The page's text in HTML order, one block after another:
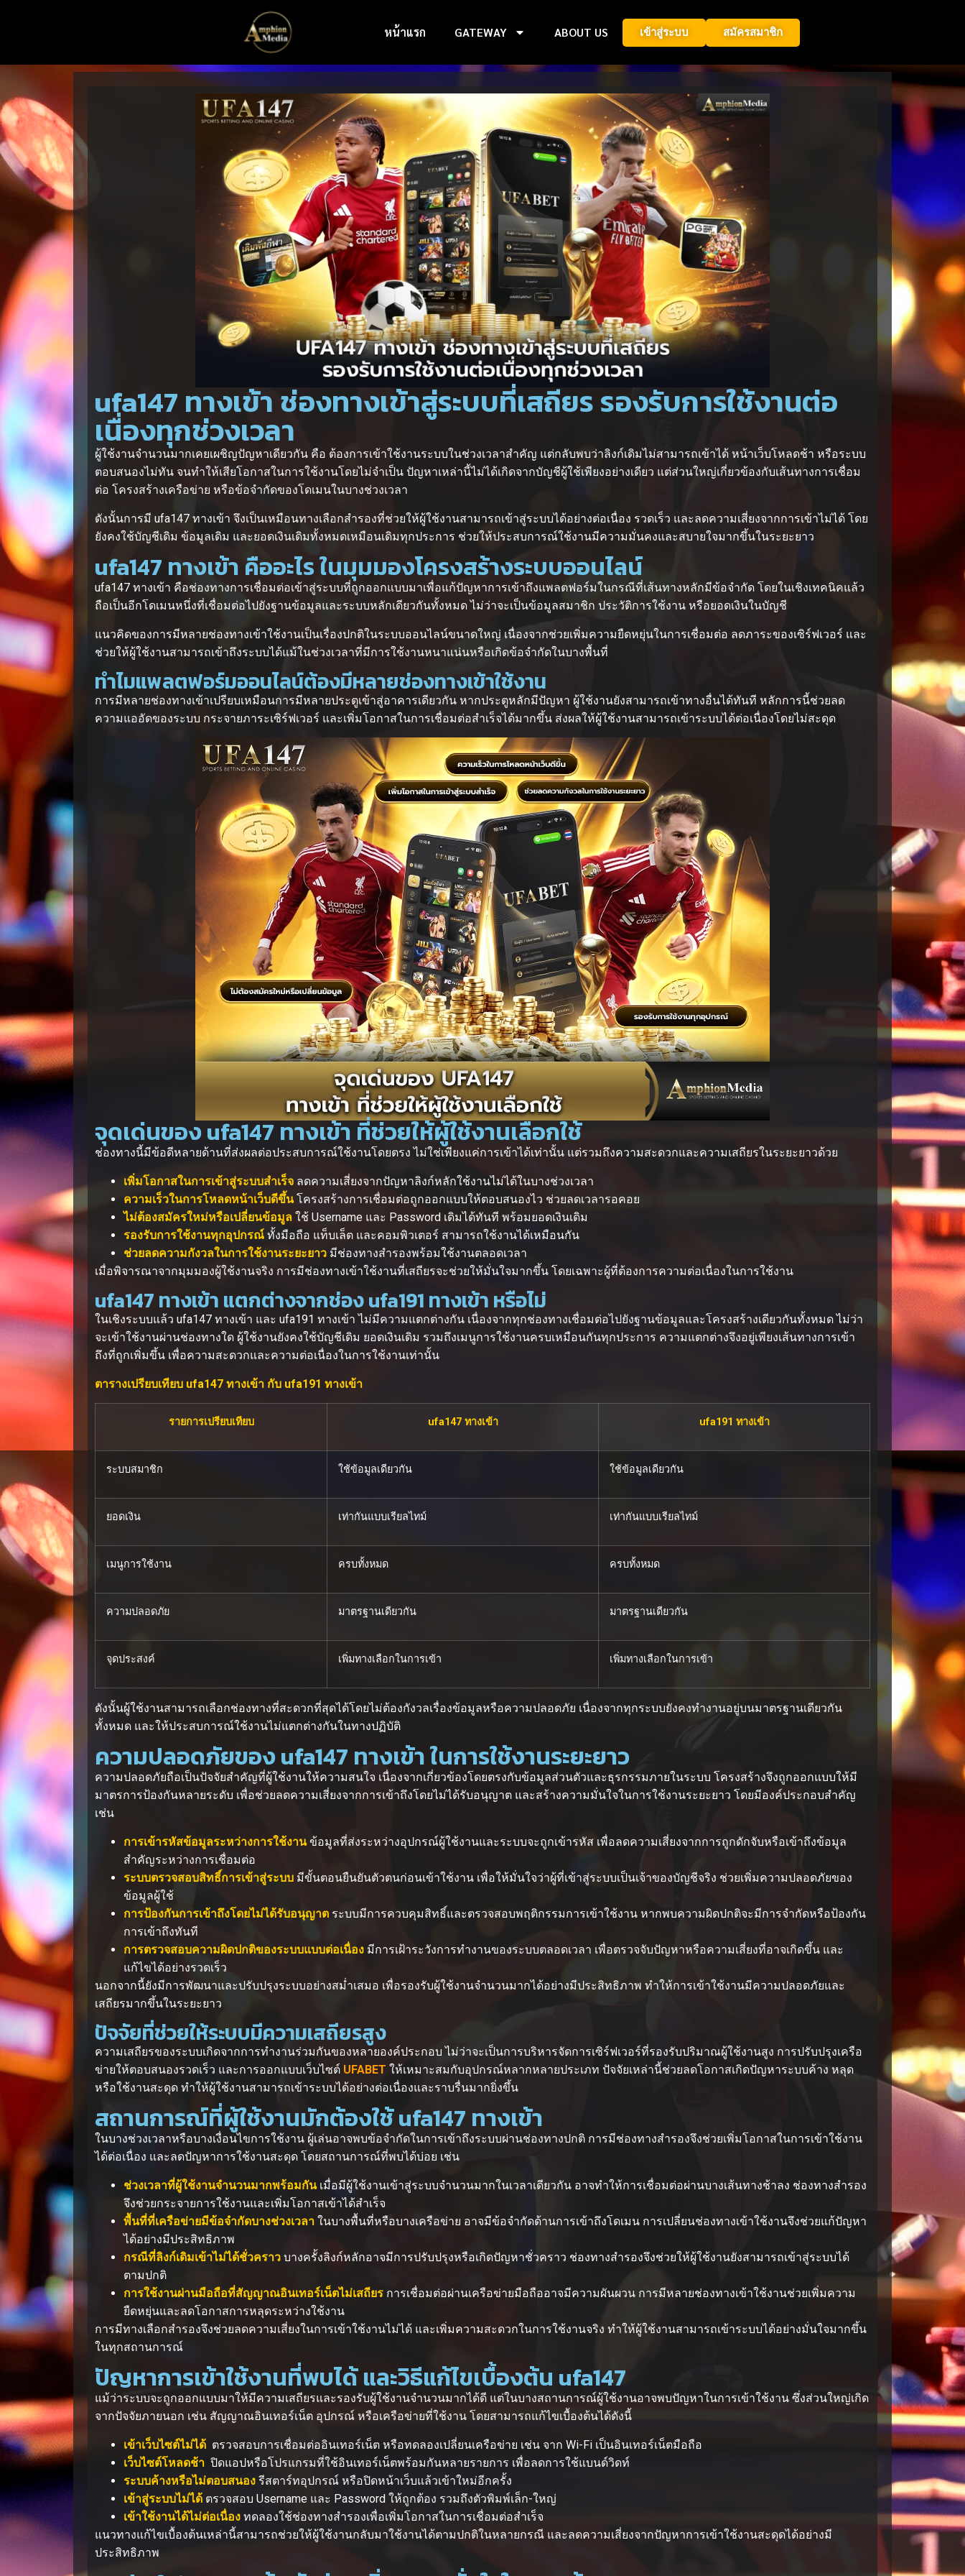
หน้าแรก GATEWAY ABOUT US เข้าสู่ระบบ สมัครสมาชิก
ufa147 ทางเข้า ช่องทางเข้าสู่ระบบที่เสถียร รองรับการใช้งานต่อ
เนื่องทุกช่วงเวลา
ผู้ใช้งานจำนวนมากเคยเผชิญปัญหาเดียวกัน คือ ต้องการเข้าใช้งานระบบในช่วงเวลาสำคัญ แต่กลับพบว่าลิงก์เดิมไม่สามารถเข้าได้ หน้าเว็บโหลดช้า หรือระบบ
ตอบสนองไม่ทัน จนทำให้เสียโอกาสในการใช้งานโดยไม่จำเป็น ปัญหาเหล่านี้ไม่ได้เกิดจากบัญชีผู้ใช้เพียงอย่างเดียว แต่ส่วนใหญ่เกี่ยวข้องกับเส้นทางการเชื่อม
ต่อ โครงสร้างเครือข่าย หรือข้อจำกัดของโดเมนในบางช่วงเวลา
ดังนั้นการมี ufa147 ทางเข้า จึงเป็นเหมือนทางเลือกสำรองที่ช่วยให้ผู้ใช้งานสามารถเข้าสู่ระบบได้อย่างต่อเนื่อง รวดเร็ว และลดความเสี่ยงจากการเข้าไม่ได้ โดย
ยังคงใช้บัญชีเดิม ข้อมูลเดิม และยอดเงินเดิมทั้งหมดเหมือนเดิมทุกประการ ช่วยให้ประสบการณ์ใช้งานมีความมั่นคงและสบายใจมากขึ้นในระยะยาว
ufa147 ทางเข้า คืออะไร ในมุมมองโครงสร้างระบบออนไลน์
ufa147 ทางเข้า คือช่องทางการเชื่อมต่อเข้าสู่ระบบที่ถูกออกแบบมาเพื่อแก้ปัญหาการเข้าถึงแพลตฟอร์มในกรณีที่เส้นทางหลักมีข้อจำกัด โดยในเชิงเทคนิคแล้ว
ถือเป็นอีกโดเมนหนึ่งที่เชื่อมต่อไปยังฐานข้อมูลและระบบหลักเดียวกันทั้งหมด ไม่ว่าจะเป็นข้อมูลสมาชิก ประวัติการใช้งาน หรือยอดเงินในบัญชี
แนวคิดของการมีหลายช่องทางเข้าใช้งานเป็นเรื่องปกติในระบบออนไลน์ขนาดใหญ่ เนื่องจากช่วยเพิ่มความยืดหยุ่นในการเชื่อมต่อ ลดภาระของเซิร์ฟเวอร์ และ
ช่วยให้ผู้ใช้งานสามารถเข้าถึงระบบได้แม้ในช่วงเวลาที่มีการใช้งานหนาแน่นหรือเกิดข้อจำกัดในบางพื้นที่
ทำไมแพลตฟอร์มออนไลน์ต้องมีหลายช่องทางเข้าใช้งาน
การมีหลายช่องทางเข้าเปรียบเหมือนการมีหลายประตูเข้าสู่อาคารเดียวกัน หากประตูหลักมีปัญหา ผู้ใช้งานยังสามารถเข้าทางอื่นได้ทันที หลักการนี้ช่วยลด
ความแออัดของระบบ กระจายภาระเซิร์ฟเวอร์ และเพิ่มโอกาสในการเชื่อมต่อสำเร็จได้มากขึ้น ส่งผลให้ผู้ใช้งานสามารถเข้าระบบได้ต่อเนื่องโดยไม่สะดุด
จุดเด่นของ ufa147 ทางเข้า ที่ช่วยให้ผู้ใช้งานเลือกใช้
ช่องทางนี้มีข้อดีหลายด้านที่ส่งผลต่อประสบการณ์ใช้งานโดยตรง ไม่ใช่เพียงแค่การเข้าได้เท่านั้น แต่รวมถึงความสะดวกและความเสถียรในระยะยาวด้วย
เพิ่มโอกาสในการเข้าสู่ระบบสำเร็จ ลดความเสี่ยงจากปัญหาลิงก์หลักใช้งานไม่ได้ในบางช่วงเวลา
ความเร็วในการโหลดหน้าเว็บดีขึ้นโครงสร้างการเชื่อมต่อถูกออกแบบให้ตอบสนองไว ช่วยลดเวลารอคอย
ไม่ต้องสมัครใหม่หรือเปลี่ยนข้อมูล ใช้ Username และ Password เดิมได้ทันที พร้อมยอดเงินเดิม
รองรับการใช้งานทุกอุปกรณ์ ทั้งมือถือ แท็บเล็ต และคอมพิวเตอร์ สามารถใช้งานได้เหมือนกัน
ช่วยลดความกังวลในการใช้งานระยะยาว มีช่องทางสำรองพร้อมใช้งานตลอดเวลา
เมื่อพิจารณาจากมุมมองผู้ใช้งานจริง การมีช่องทางเข้าใช้งานที่เสถียรจะช่วยให้มั่นใจมากขึ้น โดยเฉพาะผู้ที่ต้องการความต่อเนื่องในการใช้งาน
ufa147 ทางเข้า แตกต่างจากช่อง ufa191 ทางเข้า หรือไม่
ในเชิงระบบแล้ว ufa147 ทางเข้า และ ufa191 ทางเข้า ไม่มีความแตกต่างกัน เนื่องจากทุกช่องทางเชื่อมต่อไปยังฐานข้อมูลและโครงสร้างเดียวกันทั้งหมด ไม่ว่า
จะเข้าใช้งานผ่านช่องทางใด ผู้ใช้งานยังคงใช้บัญชีเดิม ยอดเงินเดิม รวมถึงเมนูการใช้งานครบเหมือนกันทุกประการ ความแตกต่างจึงอยู่เพียงเส้นทางการเข้า
ถึงที่ถูกเพิ่มขึ้น เพื่อความสะดวกและความต่อเนื่องในการใช้งานเท่านั้น
ตารางเปรียบเทียบ ufa147 ทางเข้า กับ ufa191 ทางเข้า
รายการเปรียบเทียบ ufa147 ทางเข้า ufa191 ทางเข้า
ระบบสมาชิก ใช้ข้อมูลเดียวกัน ใช้ข้อมูลเดียวกัน
ยอดเงิน เท่ากันแบบเรียลไทม์ เท่ากันแบบเรียลไทม์
เมนูการใช้งาน ครบทั้งหมด ครบทั้งหมด
ความปลอดภัย มาตรฐานเดียวกัน มาตรฐานเดียวกัน
จุดประสงค์ เพิ่มทางเลือกในการเข้า เพิ่มทางเลือกในการเข้า
ดังนั้นผู้ใช้งานสามารถเลือกช่องทางที่สะดวกที่สุดได้โดยไม่ต้องกังวลเรื่องข้อมูลหรือความปลอดภัย เนื่องจากทุกระบบยังคงทำงานอยู่บนมาตรฐานเดียวกัน
ทั้งหมด และให้ประสบการณ์ใช้งานไม่แตกต่างกันในทางปฏิบัติ
ความปลอดภัยของ ufa147 ทางเข้า ในการใช้งานระยะยาว
ความปลอดภัยถือเป็นปัจจัยสำคัญที่ผู้ใช้งานให้ความสนใจ เนื่องจากเกี่ยวข้องโดยตรงกับข้อมูลส่วนตัวและธุรกรรมภายในระบบ โครงสร้างจึงถูกออกแบบให้มี
มาตรการป้องกันหลายระดับ เพื่อช่วยลดความเสี่ยงจากการเข้าถึงโดยไม่ได้รับอนุญาต และสร้างความมั่นใจในการใช้งานระยะยาว โดยมีองค์ประกอบสำคัญ
เช่น
การเข้ารหัสข้อมูลระหว่างการใช้งานข้อมูลที่ส่งระหว่างอุปกรณ์ผู้ใช้งานและระบบจะถูกเข้ารหัส เพื่อลดความเสี่ยงจากการถูกดักจับหรือเข้าถึงข้อมูล
สำคัญระหว่างการเชื่อมต่อ
ระบบตรวจสอบสิทธิ์การเข้าสู่ระบบ มีขั้นตอนยืนยันตัวตนก่อนเข้าใช้งาน เพื่อให้มั่นใจว่าผู้ที่เข้าสู่ระบบเป็นเจ้าของบัญชีจริง ช่วยเพิ่มความปลอดภัยของ
ข้อมูลผู้ใช้
การป้องกันการเข้าถึงโดยไม่ได้รับอนุญาต ระบบมีการควบคุมสิทธิ์และตรวจสอบพฤติกรรมการเข้าใช้งาน หากพบความผิดปกติจะมีการจำกัดหรือป้องกัน
การเข้าถึงทันที
การตรวจสอบความผิดปกติของระบบแบบต่อเนื่อง มีการเฝ้าระวังการทำงานของระบบตลอดเวลา เพื่อตรวจจับปัญหาหรือความเสี่ยงที่อาจเกิดขึ้น และ
แก้ไขได้อย่างรวดเร็ว
นอกจากนี้ยังมีการพัฒนาและปรับปรุงระบบอย่างสม่ำเสมอ เพื่อรองรับผู้ใช้งานจำนวนมากได้อย่างมีประสิทธิภาพ ทำให้การเข้าใช้งานมีความปลอดภัยและ
เสถียรมากขึ้นในระยะยาว
ปัจจัยที่ช่วยให้ระบบมีความเสถียรสูง
ความเสถียรของระบบเกิดจากการทำงานร่วมกันของหลายองค์ประกอบ ไม่ว่าจะเป็นการบริหารจัดการเซิร์ฟเวอร์ที่รองรับปริมาณผู้ใช้งานสูง การปรับปรุงเครือ
ข่ายให้ตอบสนองรวดเร็ว และการออกแบบเว็บไซต์ UFABET ให้เหมาะสมกับอุปกรณ์หลากหลายประเภท ปัจจัยเหล่านี้ช่วยลดโอกาสเกิดปัญหาระบบค้าง หลุด
หรือใช้งานสะดุด ทำให้ผู้ใช้งานสามารถเข้าระบบได้อย่างต่อเนื่องและราบรื่นมากยิ่งขึ้น
สถานการณ์ที่ผู้ใช้งานมักต้องใช้ ufa147 ทางเข้า
ในบางช่วงเวลาหรือบางเงื่อนไขการใช้งาน ผู้เล่นอาจพบข้อจำกัดในการเข้าถึงระบบผ่านช่องทางปกติ การมีช่องทางสำรองจึงช่วยเพิ่มโอกาสในการเข้าใช้งาน
ได้ต่อเนื่อง และลดปัญหาการใช้งานสะดุด โดยสถานการณ์ที่พบได้บ่อย เช่น
ช่วงเวลาที่ผู้ใช้งานจำนวนมากพร้อมกัน เมื่อมีผู้ใช้งานเข้าสู่ระบบจำนวนมากในเวลาเดียวกัน อาจทำให้การเชื่อมต่อผ่านบางเส้นทางช้าลง ช่องทางสำรอง
จึงช่วยกระจายการใช้งานและเพิ่มโอกาสเข้าได้สำเร็จ
พื้นที่ที่เครือข่ายมีข้อจำกัดบางช่วงเวลา ในบางพื้นที่หรือบางเครือข่าย อาจมีข้อจำกัดด้านการเข้าถึงโดเมน การเปลี่ยนช่องทางเข้าใช้งานจึงช่วยแก้ปัญหา
ได้อย่างมีประสิทธิภาพ
กรณีที่ลิงก์เดิมเข้าไม่ได้ชั่วคราว บางครั้งลิงก์หลักอาจมีการปรับปรุงหรือเกิดปัญหาชั่วคราว ช่องทางสำรองจึงช่วยให้ผู้ใช้งานยังสามารถเข้าสู่ระบบได้
ตามปกติ
การใช้งานผ่านมือถือที่สัญญาณอินเทอร์เน็ตไม่เสถียร การเชื่อมต่อผ่านเครือข่ายมือถืออาจมีความผันผวน การมีหลายช่องทางเข้าใช้งานช่วยเพิ่มความ
ยืดหยุ่นและลดโอกาสการหลุดระหว่างใช้งาน
การมีทางเลือกสำรองจึงช่วยลดความเสี่ยงในการเข้าใช้งานไม่ได้ และเพิ่มความสะดวกในการใช้งานจริง ทำให้ผู้ใช้งานสามารถเข้าระบบได้อย่างมั่นใจมากขึ้น
ในทุกสถานการณ์
ปัญหาการเข้าใช้งานที่พบได้ และวิธีแก้ไขเบื้องต้น ufa147
แม้ว่าระบบจะถูกออกแบบมาให้มีความเสถียรและรองรับผู้ใช้งานจำนวนมากได้ดี แต่ในบางสถานการณ์ผู้ใช้งานอาจพบปัญหาในการเข้าใช้งาน ซึ่งส่วนใหญ่เกิด
จากปัจจัยภายนอก เช่น สัญญาณอินเทอร์เน็ต อุปกรณ์ หรือเครือข่ายที่ใช้งาน โดยสามารถแก้ไขเบื้องต้นได้ดังนี้
เข้าเว็บไซต์ไม่ได้ ตรวจสอบการเชื่อมต่ออินเทอร์เน็ต หรือทดลองเปลี่ยนเครือข่าย เช่น จาก Wi-Fi เป็นอินเทอร์เน็ตมือถือ
เว็บไซต์โหลดช้า ปิดแอปหรือโปรแกรมที่ใช้อินเทอร์เน็ตพร้อมกันหลายรายการ เพื่อลดการใช้แบนด์วิดท์
ระบบค้างหรือไม่ตอบสนอง รีสตาร์ทอุปกรณ์ หรือปิดหน้าเว็บแล้วเข้าใหม่อีกครั้ง
เข้าสู่ระบบไม่ได้ ตรวจสอบ Username และ Password ให้ถูกต้อง รวมถึงตัวพิมพ์เล็ก-ใหญ่
เข้าใช้งานได้ไม่ต่อเนื่อง ทดลองใช้ช่องทางสำรองเพื่อเพิ่มโอกาสในการเชื่อมต่อสำเร็จ
แนวทางแก้ไขเบื้องต้นเหล่านี้สามารถช่วยให้ผู้ใช้งานกลับมาใช้งานได้ตามปกติในหลายกรณี และลดความเสี่ยงจากปัญหาการเข้าใช้งานสะดุดได้อย่างมี
ประสิทธิภาพ